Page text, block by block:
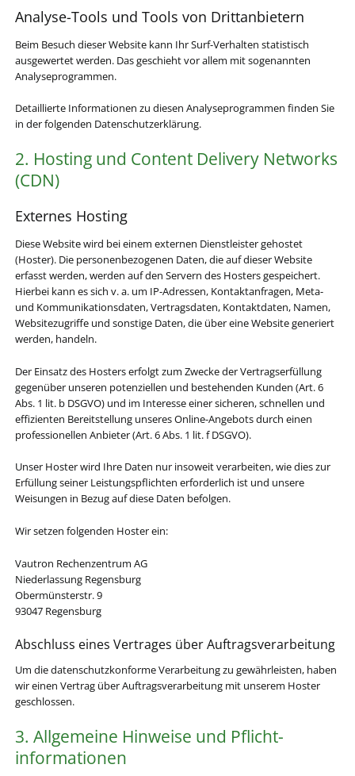
Analyse-Tools und Tools von Dritt­anbietern
Beim Besuch dieser Website kann Ihr Surf-Verhalten statistisch
ausgewertet werden. Das geschieht vor allem mit sogenannten
Analyseprogrammen.
Detaillierte Informationen zu diesen Analyseprogrammen finden Sie
in der folgenden Datenschutzerklärung.
2. Hosting und Content Delivery Networks
(CDN)
Externes Hosting
Diese Website wird bei einem externen Dienstleister gehostet
(Hoster). Die personenbezogenen Daten, die auf dieser Website
erfasst werden, werden auf den Servern des Hosters gespeichert.
Hierbei kann es sich v. a. um IP-Adressen, Kontaktanfragen, Meta-
und Kommunikationsdaten, Vertragsdaten, Kontaktdaten, Namen,
Websitezugriffe und sonstige Daten, die über eine Website generiert
werden, handeln.
Der Einsatz des Hosters erfolgt zum Zwecke der Vertragserfüllung
gegenüber unseren potenziellen und bestehenden Kunden (Art. 6
Abs. 1 lit. b DSGVO) und im Interesse einer sicheren, schnellen und
effizienten Bereitstellung unseres Online-Angebots durch einen
professionellen Anbieter (Art. 6 Abs. 1 lit. f DSGVO).
Unser Hoster wird Ihre Daten nur insoweit verarbeiten, wie dies zur
Erfüllung seiner Leistungspflichten erforderlich ist und unsere
Weisungen in Bezug auf diese Daten befolgen.
Wir setzen folgenden Hoster ein:
Vautron Rechenzentrum AG
Niederlassung Regensburg
Obermünsterstr. 9
93047 Regensburg
Abschluss eines Vertrages über Auftragsverarbeitung
Um die datenschutzkonforme Verarbeitung zu gewährleisten, haben
wir einen Vertrag über Auftragsverarbeitung mit unserem Hoster
geschlossen.
3. Allgemeine Hinweise und Pflicht­
informationen